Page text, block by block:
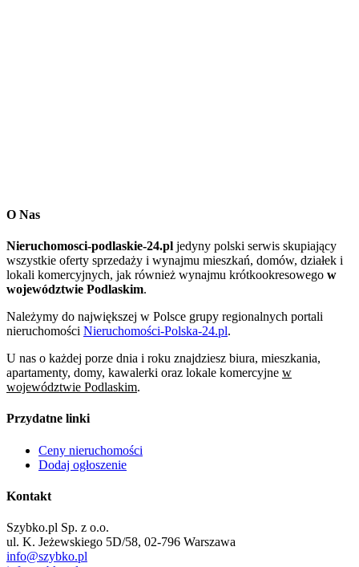
O Nas
Nieruchomosci-podlaskie-24.pl jedyny polski serwis skupiający
wszystkie oferty sprzedaży i wynajmu mieszkań, domów, działek i
lokali komercyjnych, jak również wynajmu krótkookresowego w
województwie Podlaskim.
Należymy do największej w Polsce grupy regionalnych portali
nieruchomości Nieruchomości-Polska-24.pl.
U nas o każdej porze dnia i roku znajdziesz biura, mieszkania,
apartamenty, domy, kawalerki oraz lokale komercyjne w
województwie Podlaskim.
Przydatne linki
Ceny nieruchomości
Dodaj ogłoszenie
Kontakt
Szybko.pl Sp. z o.o.
ul. K. Jeżewskiego 5D/58, 02-796 Warszawa
info@szybko.pl